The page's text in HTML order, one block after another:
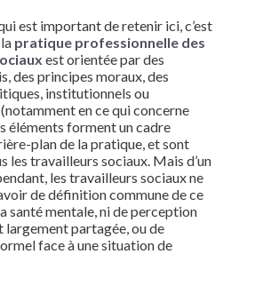
est important de retenir ici, c’est
pratique professionnelle des
est orientée par des
des principes moraux, des
institutionnels ou
en ce qui concerne
éléments forment un cadre
plan de la pratique, et sont
les travailleurs sociaux. Mais d’un
les travailleurs sociaux ne
de définition commune de ce
santé mentale, ni de perception
largement partagée, ou de
face à une situation de